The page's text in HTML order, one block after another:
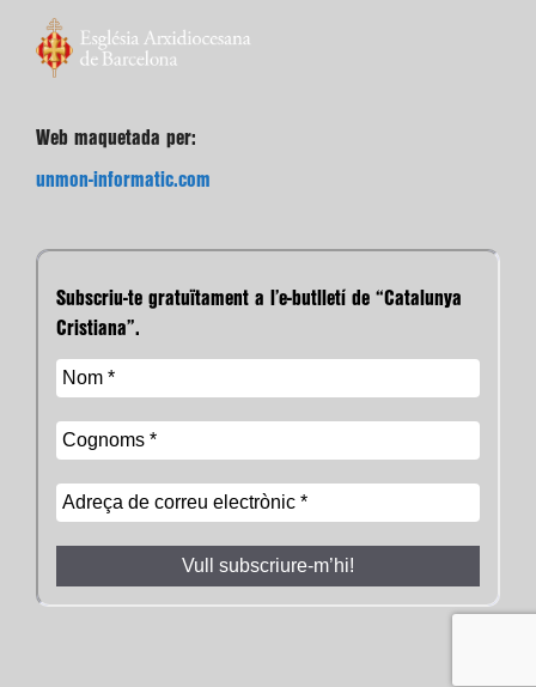
Web maquetada per:
unmon-informatic.com
Subscriu-te gratuïtament a l’e-butlletí de “Catalunya
Cristiana”.